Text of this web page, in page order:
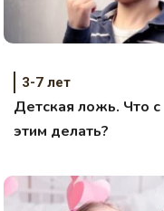
3-7 лет
Детская ложь. Что с
этим делать?